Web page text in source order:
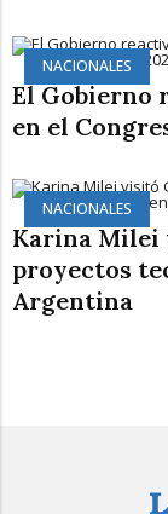
NACIONALES
El Gobierno
en el
NACIONALES
Karina Milei
proyectos
Argentina